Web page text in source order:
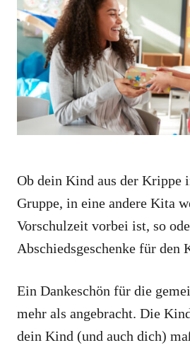
o
n
o
r
e
s
Ob dein Kind aus der Krippe
Gruppe, in eine andere Kita
Vorschulzeit vorbei ist, so
Abschiedsgeschenke für den
Ein Dankeschön für die
mehr als angebracht. Die
dein Kind (und auch dich)